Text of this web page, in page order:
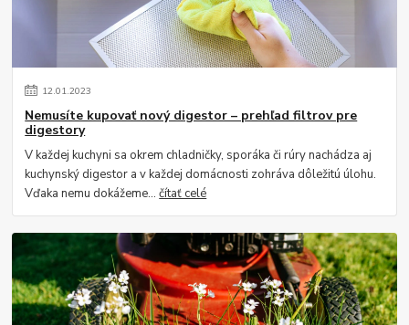
12.01.2023
Nemusíte kupovať nový digestor – prehľad filtrov pre
digestory
V každej kuchyni sa okrem chladničky, sporáka či rúry nachádza aj
kuchynský digestor a v každej domácnosti zohráva dôležitú úlohu.
Vďaka nemu dokážeme...čítať celé